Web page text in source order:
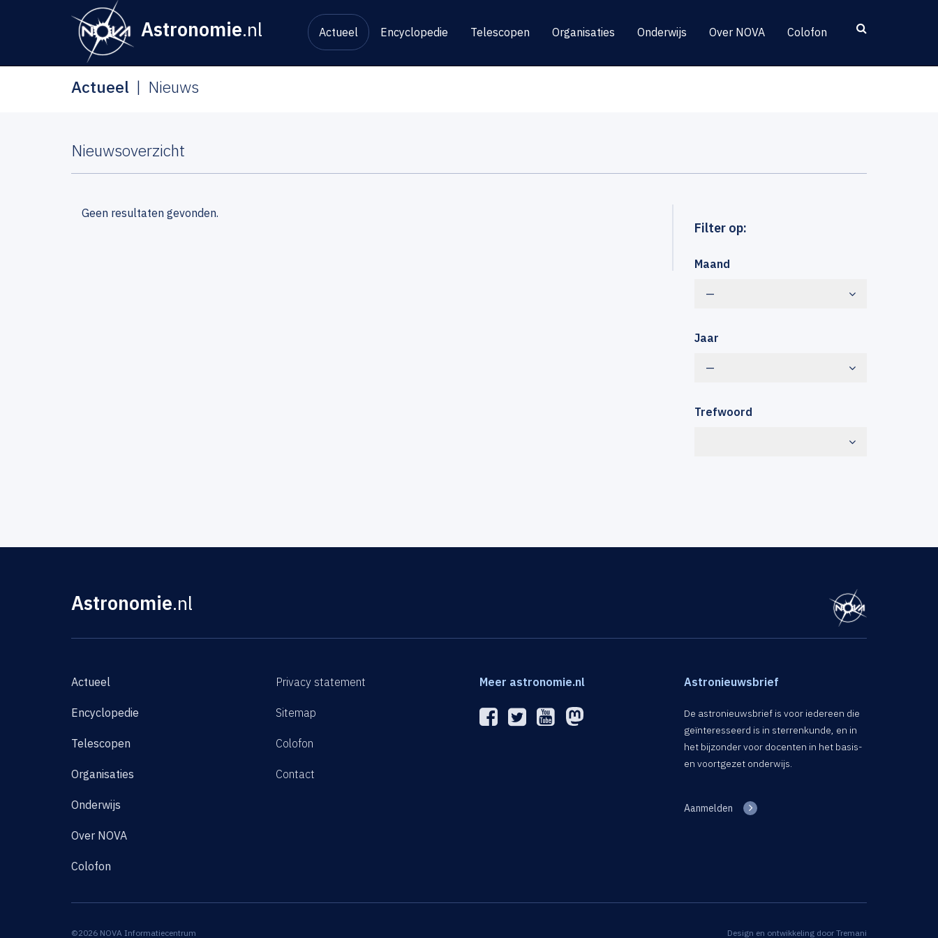
Astronomie.nl Actueel Encyclopedie Telescopen Organisaties Onderwijs Over NOVA Colofon
Actueel Nieuws
Nieuwsoverzicht
Filter op:
Maand
—
Jaar
—
Trefwoord
Geen resultaten gevonden.
Astronomie.nl
Actueel
Encyclopedie
Telescopen
Organisaties
Onderwijs
Over NOVA
Colofon
Privacy statement
Sitemap
Colofon
Contact
Meer astronomie.nl Astronieuwsbrief
De astronieuwsbrief is voor iedereen die
geïnteresseerd is in sterrenkunde, en in
het bijzonder voor docenten in het basis-
en voortgezet onderwijs.
Aanmelden
©2026 NOVA Informatiecentrum Design en ontwikkeling door Tremani